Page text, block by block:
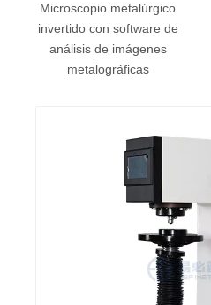
Microscopio metalúrgico
invertido con software de
análisis de imágenes
metalográficas